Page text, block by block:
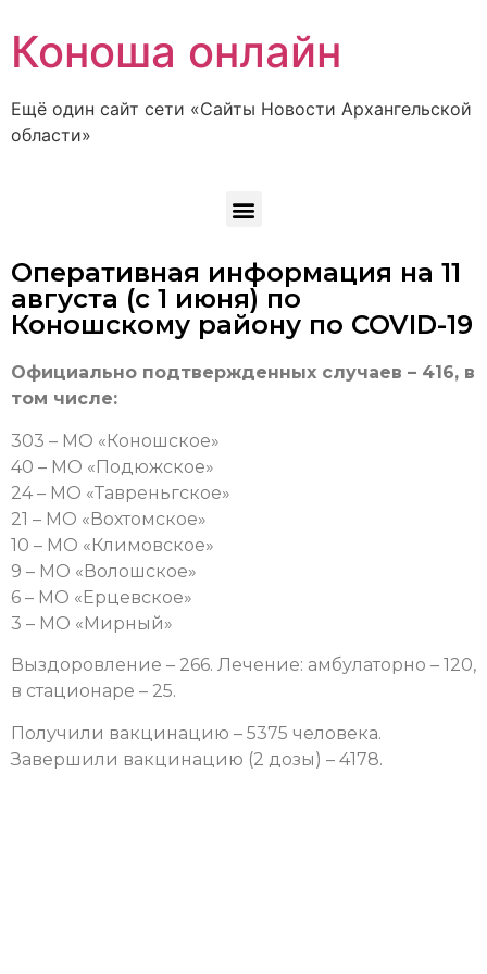
Коноша онлайн
Ещё один сайт сети «Сайты Новости Архангельской
области»
Оперативная информация на 11
августа (с 1 июня) по
Коношскому району по COVID-19
Официально подтвержденных случаев – 416, в
том числе:
303 – МО «Коношское»
40 – МО «Подюжское»
24 – МО «Тавреньгское»
21 – МО «Вохтомское»
10 – МО «Климовское»
9 – МО «Волошское»
6 – МО «Ерцевское»
3 – МО «Мирный»
Выздоровление – 266. Лечение: амбулаторно – 120,
в стационаре – 25.
Получили вакцинацию – 5375 человека.
Завершили вакцинацию (2 дозы) – 4178.